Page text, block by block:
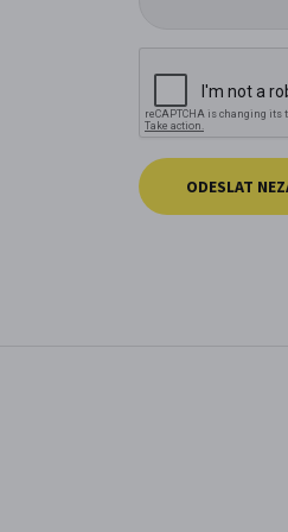
ODESLAT